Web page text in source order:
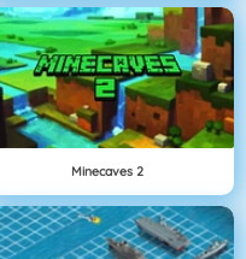
Minecaves 2